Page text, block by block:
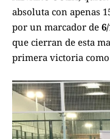
absoluta con apenas
por un marcador de
que cierran de esta
primera victoria